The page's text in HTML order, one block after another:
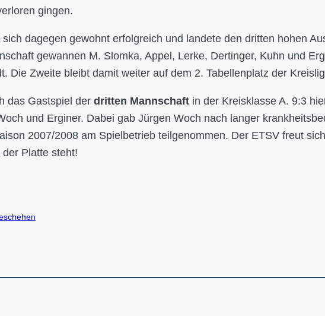
gingen.
sich dagegen gewohnt erfolgreich und landete den dritten hohen
gewannen M. Slomka, Appel, Lerke, Dertinger, Kuhn und
Die Zweite bleibt damit weiter auf dem 2. Tabellenplatz der
das Gastspiel der dritten Mannschaft in der Kreisklasse A. 9:3
und Erginer. Dabei gab Jürgen Woch nach langer
2007/2008 am Spielbetrieb teilgenommen. Der ETSV freut
Platte steht!